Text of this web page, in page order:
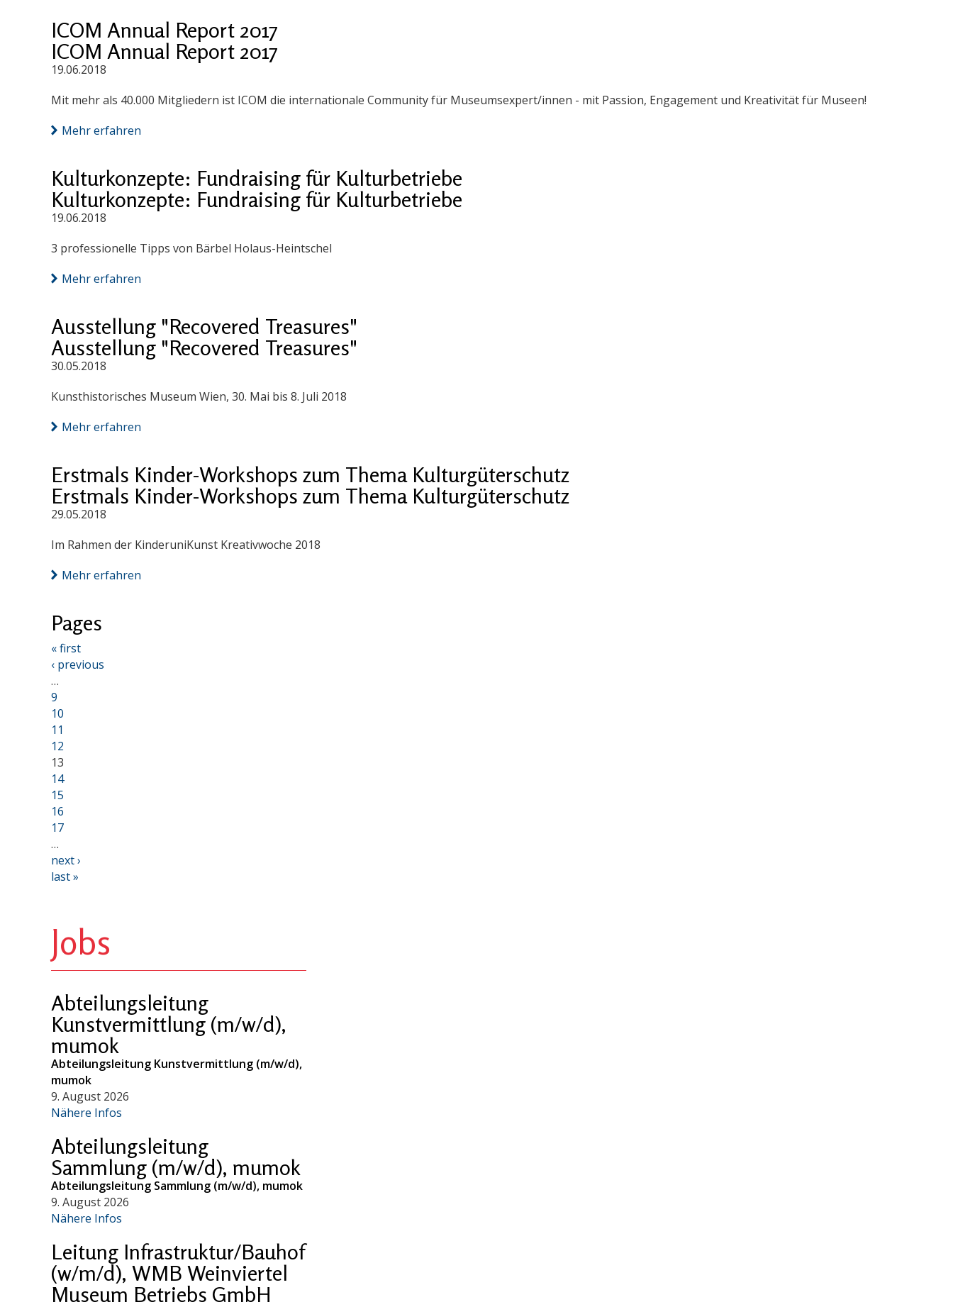
ICOM Annual Report 2017
ICOM Annual Report 2017
19.06.2018
Mit mehr als 40.000 Mitgliedern ist ICOM die internationale Community für Museumsexpert/innen - mit Passion, Engagement und Kreativität für Museen!
Mehr erfahren
Kulturkonzepte: Fundraising für Kulturbetriebe
Kulturkonzepte: Fundraising für Kulturbetriebe
19.06.2018
3 professionelle Tipps von Bärbel Holaus-Heintschel
Mehr erfahren
Ausstellung "Recovered Treasures"
Ausstellung "Recovered Treasures"
30.05.2018
Kunsthistorisches Museum Wien, 30. Mai bis 8. Juli 2018
Mehr erfahren
Erstmals Kinder-Workshops zum Thema Kulturgüterschutz
Erstmals Kinder-Workshops zum Thema Kulturgüterschutz
29.05.2018
Im Rahmen der KinderuniKunst Kreativwoche 2018
Mehr erfahren
Pages
« first
‹ previous
…
9
10
11
12
13
14
15
16
17
…
next ›
last »
Jobs
Abteilungsleitung
Kunstvermittlung (m/w/d),
mumok
Abteilungsleitung Kunstvermittlung (m/w/d),
mumok
9. August 2026
Nähere Infos
Abteilungsleitung
Sammlung (m/w/d), mumok
Abteilungsleitung Sammlung (m/w/d), mumok
9. August 2026
Nähere Infos
Leitung Infrastruktur/Bauhof
(w/m/d), WMB Weinviertel
Museum Betriebs GmbH